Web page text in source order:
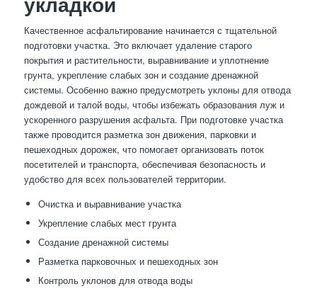
Качественное асфальтирование начинается с тщательной
подготовки участка. Это включает удаление старого
покрытия и растительности, выравнивание и уплотнение
грунта, укрепление слабых зон и создание дренажной
системы. Особенно важно предусмотреть уклоны для отвода
дождевой и талой воды, чтобы избежать образования луж и
ускоренного разрушения асфальта. При подготовке участка
также проводится разметка зон движения, парковки и
пешеходных дорожек, что помогает организовать поток
посетителей и транспорта, обеспечивая безопасность и
удобство для всех пользователей территории.
Очистка и выравнивание участка
Укрепление слабых мест грунта
Создание дренажной системы
Разметка парковочных и пешеходных зон
Контроль уклонов для отвода воды